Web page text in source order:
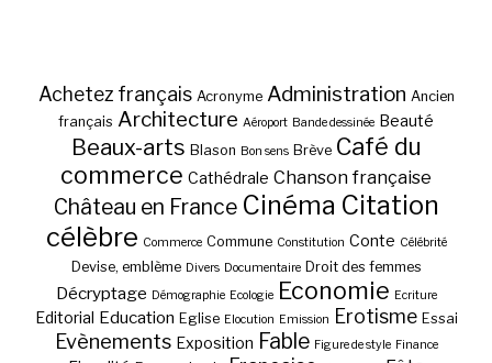
Achetez français Acronyme Administration Ancien
français Architecture Aéroport Bande dessinée Beauté
Beaux-arts Blason Bon sens Brève Café du
commerce Cathédrale Chanson française
Château en France Cinéma Citation
célèbre Commerce Commune Constitution Conte Célébrité
Devise, emblème Divers Documentaire Droit des femmes
Décryptage Démographie Ecologie Economie Ecriture
Editorial Education Eglise Elocution Emission Erotisme Essai
Evènements Exposition Fable Figure de style Finance